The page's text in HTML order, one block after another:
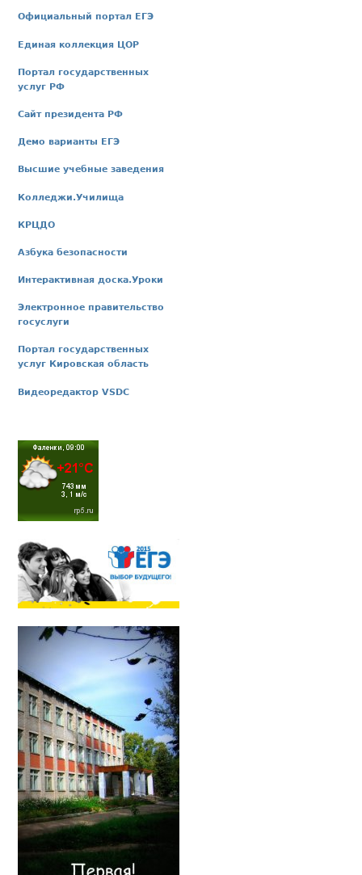
Официальный портал ЕГЭ
Единая коллекция ЦОР
Портал государственных
услуг РФ
Сайт президента РФ
Демо варианты ЕГЭ
Высшие учебные заведения
Колледжи.Училища
КРЦДО
Азбука безопасности
Интерактивная доска.Уроки
Электронное правительство
госуслуги
Портал государственных
услуг Кировская область
Видеоредактор VSDC